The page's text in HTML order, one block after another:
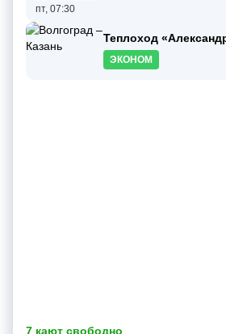
пт, 07:30
Теплоход
ЭКОНОМ
7 кают свободно